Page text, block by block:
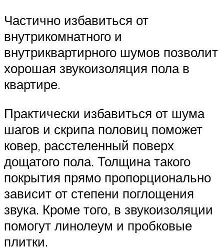
Частично избавиться от
внутрикомнатного и
внутриквартирного шумов позволит
хорошая звукоизоляция пола в
квартире.
Практически избавиться от шума
шагов и скрипа половиц поможет
ковер, расстеленный поверх
дощатого пола. Толщина такого
покрытия прямо пропорционально
зависит от степени поглощения
звука. Кроме того, в звукоизоляции
помогут линолеум и пробковые
плитки.